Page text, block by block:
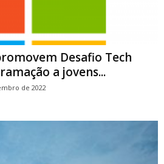
Desafio Tech
a jovens...
de 2022